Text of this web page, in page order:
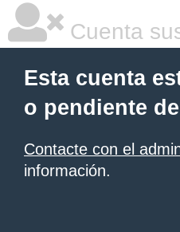
Cuenta
Esta cuenta
o pendiente
Contacte con el
información.